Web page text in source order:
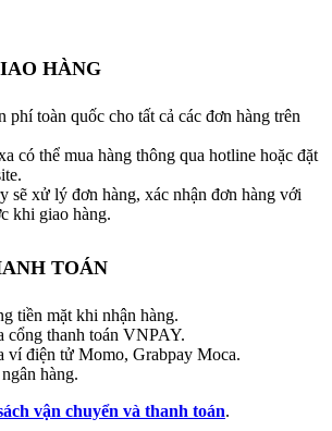
HÀNG
phí toàn quốc cho tất cả các đơn hàng trên
có thể mua hàng thông qua hotline hoặc đặt
sẽ xử lý đơn hàng, xác nhận đơn hàng với
khi giao hàng.
TOÁN
tiền mặt khi nhận hàng.
cổng thanh toán VNPAY.
ví điện tử Momo, Grabpay Moca.
hàng.
vận chuyển và thanh toán.